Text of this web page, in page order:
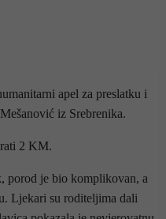
apel za preslatku i
iz Srebrenika.
2 KM.
porod je bio komplikovan, a
Ljekari su roditeljima dali